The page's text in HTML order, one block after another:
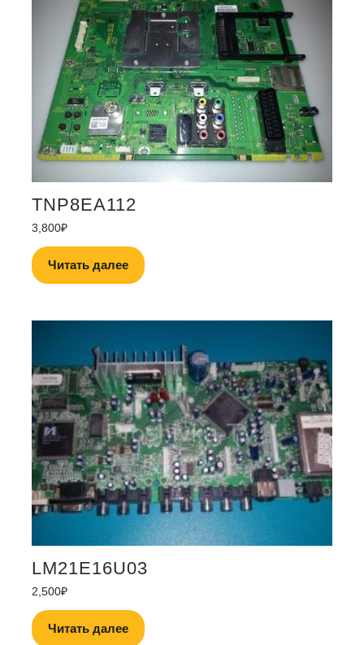
TNP8EA112
3,800₽
Читать далее
LM21E16U03
2,500₽
Читать далее